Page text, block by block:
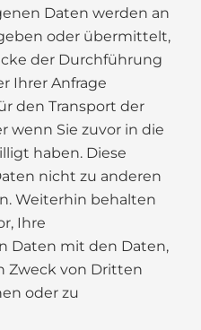
Daten werden an
oder übermittelt,
der Durchführung
Ihrer Anfrage
den Transport der
wenn Sie zuvor in die
haben. Diese
nicht zu anderen
Weiterhin behalten
Ihre
Daten mit den Daten,
Zweck von Dritten
oder zu